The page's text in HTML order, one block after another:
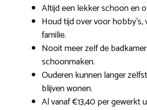
Altijd een lekker schoon en
Houd tijd over voor hobby’s,
familie.
Nooit meer zelf de
schoonmaken.
Ouderen kunnen langer
blijven wonen.
Al vanaf €13,40 per gewerkt